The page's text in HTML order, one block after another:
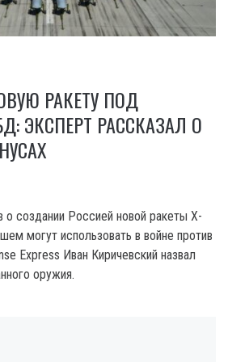
РАКЕТУ ПОД
ЭКСПЕРТ РАССКАЗАЛ О
о создании Россией новой ракеты X-
могут использовать в войне против
Express Иван Киричевский назвал
оружия.